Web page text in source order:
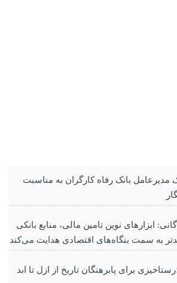
مدیرعامل بانک رفاه کارگران به مناسبت
ابزارهای نوین تامین مالی، منابع بانکی
به سمت بنگاه‌های اقتصادی هدایت می‌کند
برای پابرهنگان تاریخ از ازل تا ابد